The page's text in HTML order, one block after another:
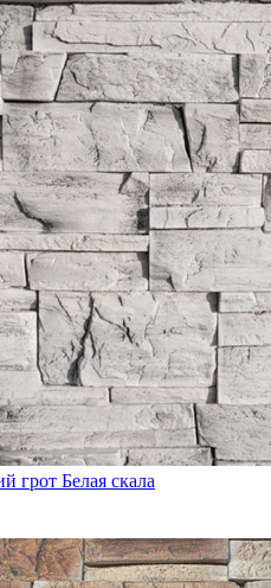
грот Белая скала